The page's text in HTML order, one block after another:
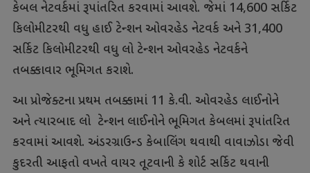
કેબલ નેટવર્કમાં રૂપાંતરિત કરવામાં આવશે. જેમાં 14,600 સર્કિટ
કિલોમીટરથી વધુ હાઈ ટેન્શન ઓવરહેડ નેટવર્ક અને 31,400
સર્કિટ કિલોમીટરથી વધુ લો ટેન્શન ઓવરહેડ નેટવર્કને
તબક્કાવાર ભૂમિગત કરાશે.
આ પ્રોજેક્ટના પ્રથમ તબક્કામાં 11 કે.વી. ઓવરહેડ લાઈનોને
અને ત્યારબાદ લો ટેન્શન લાઈનોને ભૂમિગત કેબલમાં રૂપાંતરિત
કરવામાં આવશે. અંડરગ્રાઉન્ડ કેબાલિંગ થવાથી વાવાઝોડા જેવી
કુદરતી આફતો વખતે વાયર તૂટવાની કે શોર્ટ સર્કિટ થવાની